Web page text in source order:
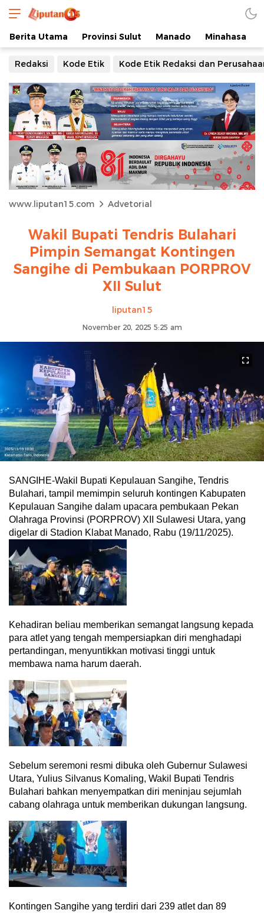
Berita Utama Provinsi Sulut Manado Minahasa
Redaksi Kode Etik Kode Etik Redaksi dan
www.liputan15.com Advetorial
Wakil Bupati Tendris Bulahari
Pimpin Semangat Kontingen
Sangihe di Pembukaan PORPROV
XII Sulut
liputan15
November 20, 2025 5:25 am
SANGIHE-Wakil Bupati Kepulauan Sangihe, Tendris
Bulahari, tampil memimpin seluruh kontingen Kabupaten
Kepulauan Sangihe dalam upacara pembukaan Pekan
Olahraga Provinsi (PORPROV) XII Sulawesi Utara, yang
digelar di Stadion Klabat Manado, Rabu (19/11/2025).
Kehadiran beliau memberikan semangat langsung kepada
para atlet yang tengah mempersiapkan diri menghadapi
pertandingan, menyuntikkan motivasi tinggi untuk
membawa nama harum daerah.
Sebelum seremoni resmi dibuka oleh Gubernur Sulawesi
Utara, Yulius Silvanus Komaling, Wakil Bupati Tendris
Bulahari bahkan menyempatkan diri meninjau sejumlah
cabang olahraga untuk memberikan dukungan langsung.
Kontingen Sangihe yang terdiri dari 239 atlet dan 89